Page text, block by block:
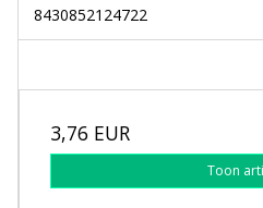
8430852124722
3,76 EUR
Toon